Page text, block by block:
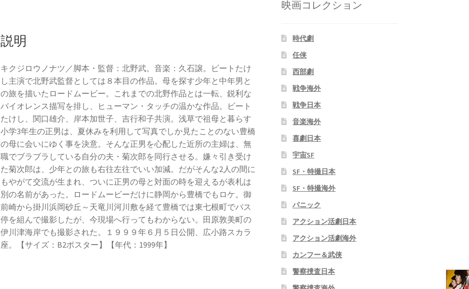
説明
キクジロウノナツ／脚本・監督：北野武。音楽：久石譲。ビートたけ
し主演で北野武監督としては８本目の作品。母を探す少年と中年男と
の旅を描いたロードムービー。これまでの北野作品とは一転、鋭利な
バイオレンス描写を排し、ヒューマン・タッチの温かな作品。ビート
たけし、関口雄介、岸本加世子、吉行和子共演。浅草で祖母と暮らす
小学3年生の正男は、夏休みを利用して写真でしか見たことのない豊橋
の母に会いにゆく事を決意。そんな正男を心配した近所の主婦は、無
職でブラブラしている自分の夫・菊次郎を同行させる。嫌々引き受け
た菊次郎は、少年との旅も右往左往でいい加減。だがそんな2人の間に
もやがて交流が生まれ、ついに正男の母と対面の時を迎えるが表札は
別の名前があった。ロードムービーだけに静岡から豊橋でもロケ。御
前崎から掛川浜岡砂丘～天竜川河川敷を経て豊橋では東七根町でバス
停を組んで撮影したが、今現場へ行ってもわからない。田原敦美町の
伊川津海岸でも撮影された。１９９９年６月５日公開、広小路スカラ
座。【サイズ：B2ポスター】【年代：1999年】
映画コレクション
時代劇
任侠
西部劇
戦争海外
戦争日本
音楽海外
喜劇日本
宇宙SF
SF・特撮日本
SF・特撮海外
パニック
アクション活劇日本
アクション活劇海外
カンフー＆武侠
警察捜査日本